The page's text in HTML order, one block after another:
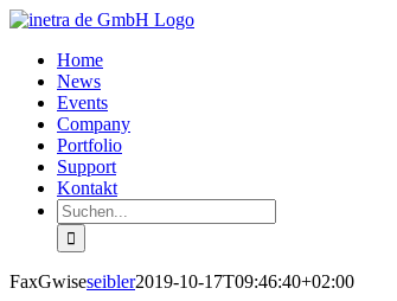
Zum
springenHome
News
Events
Company
Portfolio
Support
Kontakt
Suche
nach:
FaxGwiseseibler2019-10-17T09:46:40+02:00